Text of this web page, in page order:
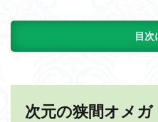
目次
次元の狭間オメ